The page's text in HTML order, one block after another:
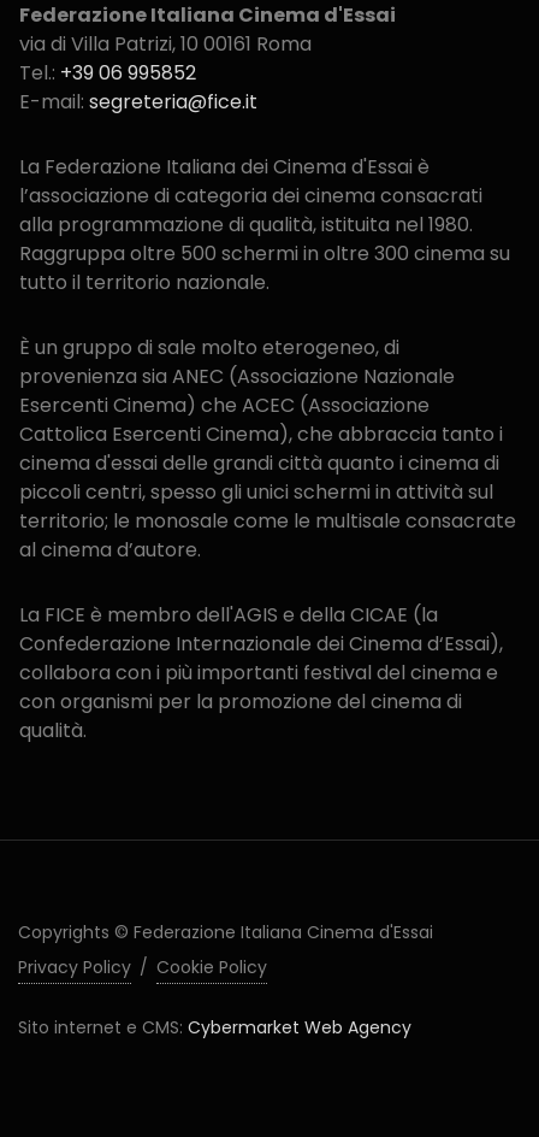
Federazione Italiana Cinema d'Essai
via di Villa Patrizi, 10 00161 Roma
Tel.: +39 06 995852
E-mail: segreteria@fice.it
La Federazione Italiana dei Cinema d'Essai è
l’associazione di categoria dei cinema consacrati
alla programmazione di qualità, istituita nel 1980.
Raggruppa oltre 500 schermi in oltre 300 cinema su
tutto il territorio nazionale.
È un gruppo di sale molto eterogeneo, di
provenienza sia ANEC (Associazione Nazionale
Esercenti Cinema) che ACEC (Associazione
Cattolica Esercenti Cinema), che abbraccia tanto i
cinema d'essai delle grandi città quanto i cinema di
piccoli centri, spesso gli unici schermi in attività sul
territorio; le monosale come le multisale consacrate
al cinema d’autore.
La FICE è membro dell'AGIS e della CICAE (la
Confederazione Internazionale dei Cinema d‘Essai),
collabora con i più importanti festival del cinema e
con organismi per la promozione del cinema di
qualità.
Copyrights © Federazione Italiana Cinema d'Essai
Privacy Policy / Cookie Policy
Sito internet e CMS: Cybermarket Web Agency